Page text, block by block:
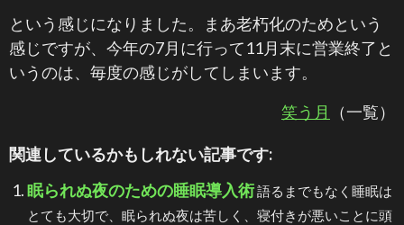
という感じになりました。まあ老朽化のためという
感じですが、今年の7月に行って11月末に営業終了と
いうのは、毎度の感じがしてしまいます。
笑う月
（一覧）
関連しているかもしれない記事です:
眠られぬ夜のための睡眠導入術語るまでもなく睡眠は
とても大切で、眠られぬ夜は苦しく、寝付きが悪いことに頭